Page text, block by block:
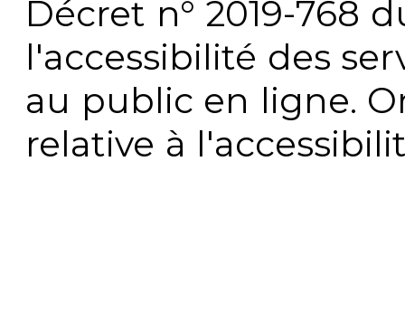
Décret n° 2019-768
l'accessibilité des
au public en ligne.
relative à